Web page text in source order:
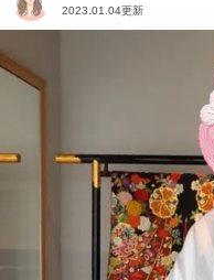
2023.01.04更新